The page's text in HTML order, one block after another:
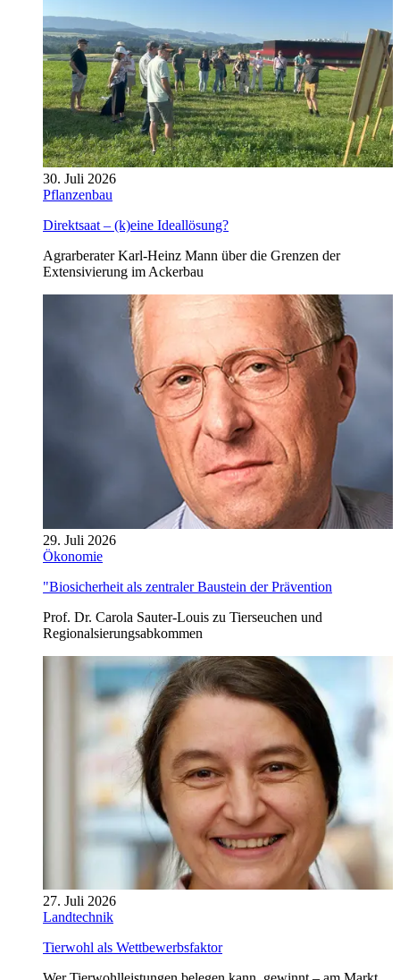
30. Juli 2026
Pflanzenbau
Direktsaat – (k)eine Ideallösung?
Agrarberater Karl-Heinz Mann über die Grenzen der
Extensivierung im Ackerbau
29. Juli 2026
Ökonomie
"Biosicherheit als zentraler Baustein der Prävention
Prof. Dr. Carola Sauter-Louis zu Tierseuchen und
Regionalsierungsabkommen
27. Juli 2026
Landtechnik
Tierwohl als Wettbewerbsfaktor